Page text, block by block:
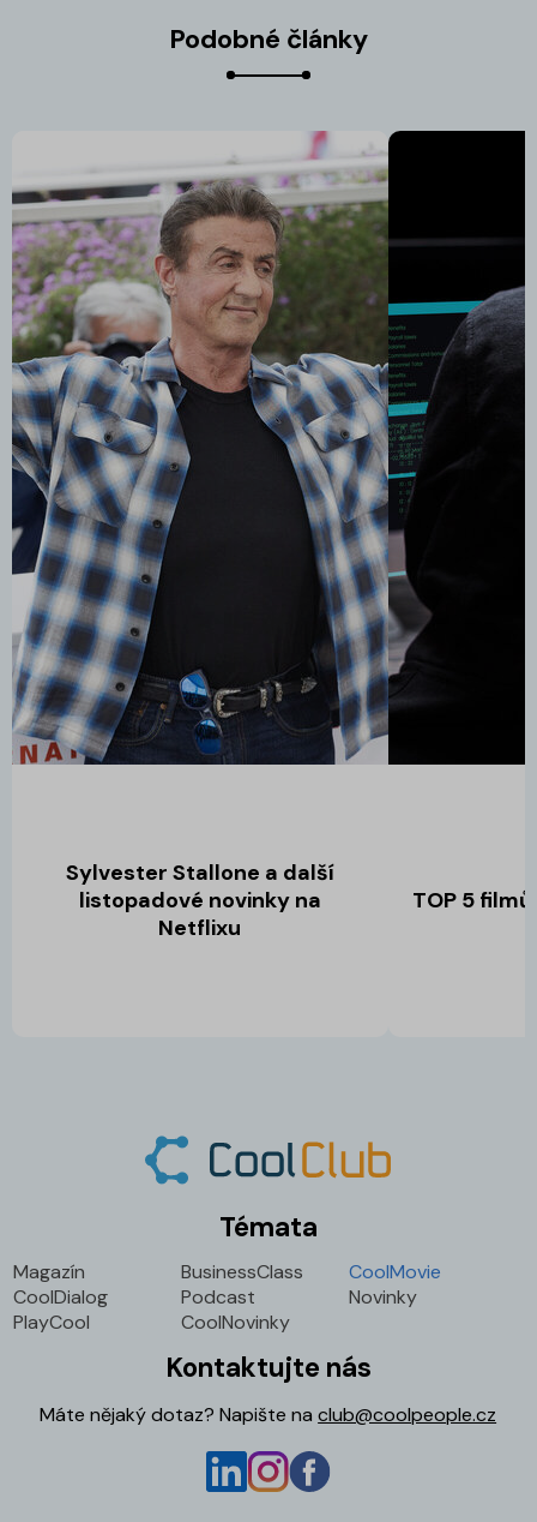
Podobné články
Sylvester Stallone a další
listopadové novinky na
Netflixu
TOP 5
Témata
Magazín BusinessClass
CoolMovie
CoolDialog
Podcast
Novinky
PlayCool
CoolNovinky
Kontaktujte nás
Máte nějaký dotaz? Napište naclub@coolpeople.cz